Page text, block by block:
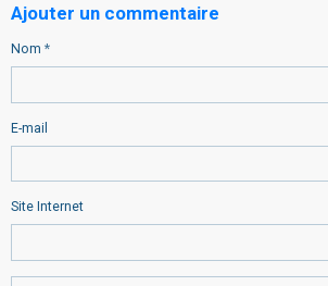
Ajouter un commentaire
Nom
E-mail
Site Internet